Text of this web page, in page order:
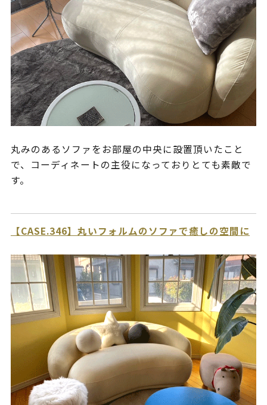
丸みのあるソファをお部屋の中央に設置頂いたこと
で、コーディネートの主役になっておりとても素敵で
す。
【CASE.346】丸いフォルムのソファで癒しの空間に